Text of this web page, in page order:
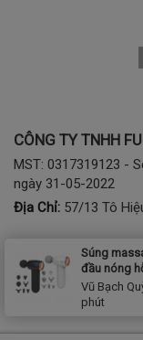
CÔNG TY TNHH
MST: 0317319123 -
ngày 31-05-2022
Địa Chỉ: 57/13 Tô
Mua hàng:
1900
Bảo hành, kỹ thuật:
Khách Hàng Dự Án:
Súng
đầu nóng
Vũ Bạch
phút